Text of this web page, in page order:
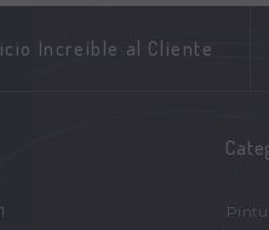
Increíble al Cliente